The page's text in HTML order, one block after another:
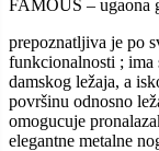
FAMOUS – ugaona
prepoznatljiva je po
funkcionalnosti ; ima
damskog ležaja, a
površinu odnosno
omogucuje
elegantne metalne